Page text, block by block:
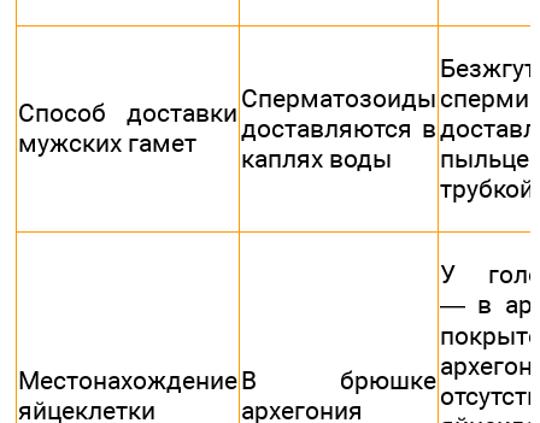
Способ доставки
мужских гамет
Сперматозоиды
доставляются в
каплях воды
трубкой
Местонахождение
яйцеклетки
В брюшке
архегония
У
— в